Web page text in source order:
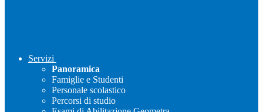
Servizi
Panoramica
Famiglie e Studenti
Personale scolastico
Percorsi di studio